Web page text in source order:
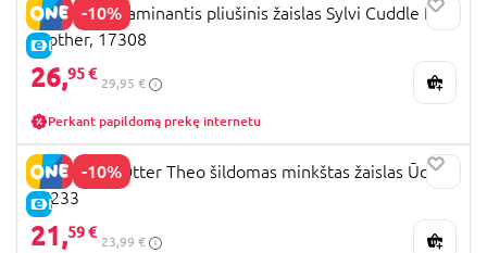
-10%
E-KAINA
INGENUITY raminantis pliušinis žaislas Sylvi Cuddle Pal
soother, 17308
26,95 €
29,95 €
Perkant papildomą prekę internetu
-10%
E-KAINA
BABYFEHN Otter Theo šildomas minkštas žaislas Ūdra,
47233
21,59 €
23,99 €